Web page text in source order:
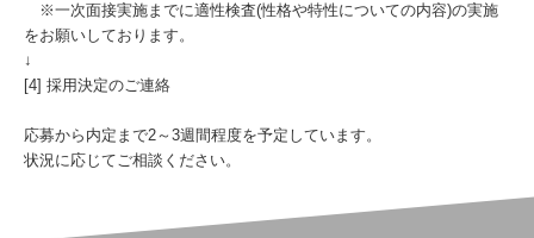
※一次面接実施までに適性検査(性格や特性についての内容)の実施
をお願いしております。
↓
[4] 採用決定のご連絡
応募から内定まで2～3週間程度を予定しています。
状況に応じてご相談ください。